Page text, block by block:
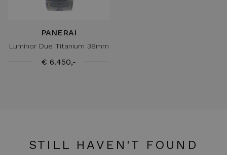
PANERAI
Luminor Due Titanium 38mm
€ 6.450,-
STILL HAVEN'T FOUND